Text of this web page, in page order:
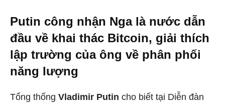
Putin công nhận Nga là nước dẫn
đầu về khai thác Bitcoin, giải thích
lập trường của ông về phân phối
năng lượng
Tổng thống Vladimir Putin cho biết tại Diễn đàn